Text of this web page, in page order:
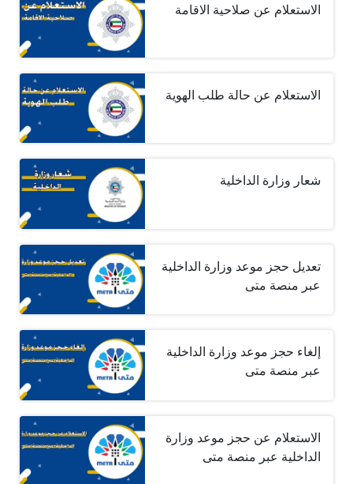
الاستعلام عن صلاحية الاقامة
الاستعلام عن حالة طلب الهوية
شعار وزارة الداخلية
تعديل حجز موعد وزارة الداخلية
عبر منصة متى
إلغاء حجز موعد وزارة الداخلية
عبر منصة متى
الاستعلام عن حجز موعد وزارة
الداخلية عبر منصة متى